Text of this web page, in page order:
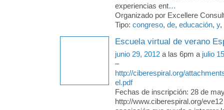
experiencias ent…
Organizado por Excellere
Tipo: congreso, de, educación, y,
Escuela virtual de verano
junio 29, 2012 a las 6pm a julio
–
http://ciberespiral.org/
el.pdf
Fechas de inscripción: 28 de
http://www.ciberespiral.org/